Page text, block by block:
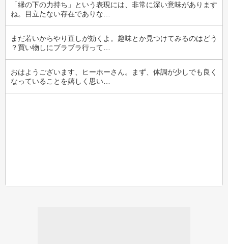
「縁の下の力持ち」という表現には、非常に深い意味があります
ね。目立たない存在でありな…
まだ若いからやり直しが効くよ。趣味とか見つけてみるのはどう
？買い物しにブラブラ行って…
おはようございます、ヒーホーさん。まず、体調が少しでも良く
なっていることを嬉しく思い…